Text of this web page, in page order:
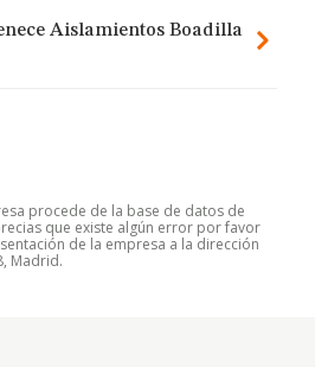
Aislamientos Boadilla
procede de la base de datos de
que existe algún error por favor
de la empresa a la dirección
Madrid.